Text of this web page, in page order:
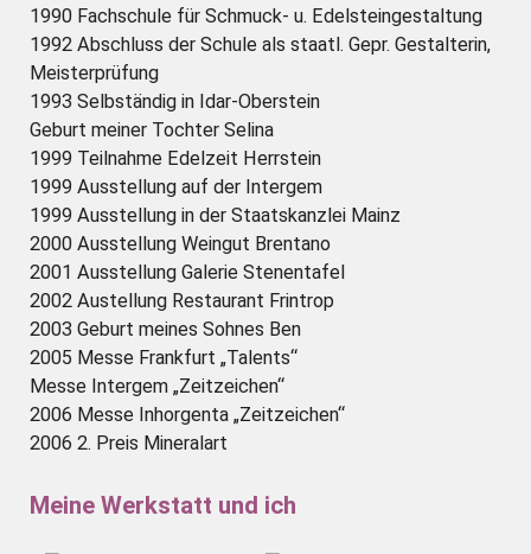
1990 Fachschule für Schmuck- u. Edelsteingestaltung
1992 Abschluss der Schule als staatl. Gepr. Gestalterin,
Meisterprüfung
1993 Selbständig in Idar-Oberstein
Geburt meiner Tochter Selina
1999 Teilnahme Edelzeit Herrstein
1999 Ausstellung auf der Intergem
1999 Ausstellung in der Staatskanzlei Mainz
2000 Ausstellung Weingut Brentano
2001 Ausstellung Galerie Stenentafel
2002 Austellung Restaurant Frintrop
2003 Geburt meines Sohnes Ben
2005 Messe Frankfurt „Talents“
Messe Intergem „Zeitzeichen“
2006 Messe Inhorgenta „Zeitzeichen“
2006 2. Preis Mineralart
Meine Werkstatt und ich